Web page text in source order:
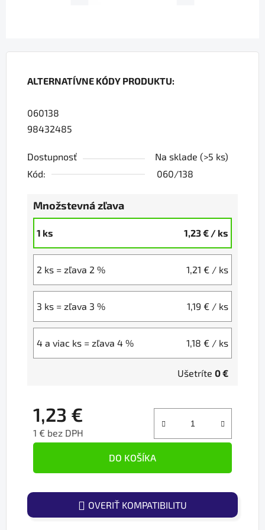
ALTERNATÍVNE KÓDY PRODUKTU:
060138
98432485
Dostupnosť Na sklade (>5 ks)
Kód:
060/138
Množstevná zľava
1 ks 1,23 € / ks
2 ks = zľava 2 % 1,21 € / ks
3 ks = zľava 3 % 1,19 € / ks
4 a viac ks = zľava 4 % 1,18 € / ks
Ušetríte 0 €
1,23 €
1 € bez DPH
DO KOŠÍKA
OVERIŤ KOMPATIBILITU